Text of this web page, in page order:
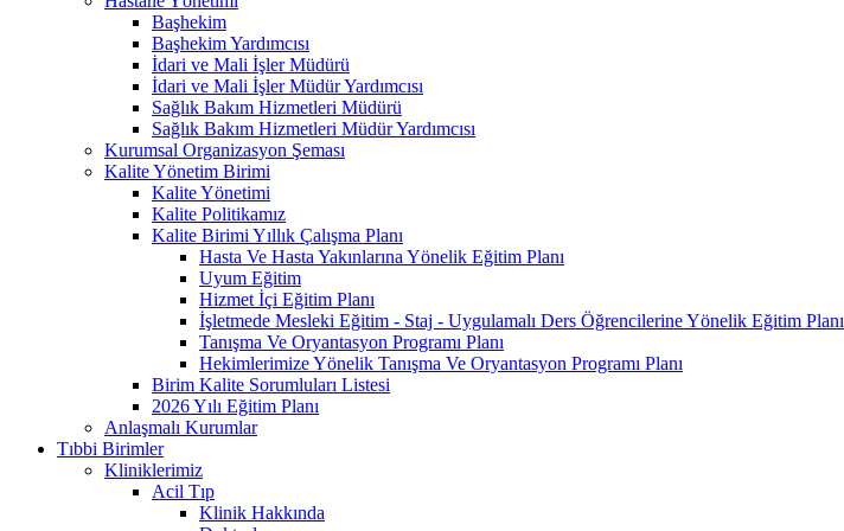
Başhekim
Başhekim Yardımcısı
İdari ve Mali İşler Müdürü
İdari ve Mali İşler Müdür Yardımcısı
Sağlık Bakım Hizmetleri Müdürü
Sağlık Bakım Hizmetleri Müdür Yardımcısı
Kurumsal Organizasyon Şeması
Kalite Yönetim Birimi
Kalite Yönetimi
Kalite Politikamız
Kalite Birimi Yıllık Çalışma Planı
Hasta Ve Hasta Yakınlarına Yönelik Eğitim Planı
Uyum Eğitim
Hizmet İçi Eğitim Planı
İşletmede Mesleki Eğitim - Staj - Uygulamalı Ders Öğrencilerine Yönelik Eğitim Planı
Tanışma Ve Oryantasyon Programı Planı
Hekimlerimize Yönelik Tanışma Ve Oryantasyon Programı Planı
Birim Kalite Sorumluları Listesi
2026 Yılı Eğitim Planı
Anlaşmalı Kurumlar
Tıbbi Birimler
Kliniklerimiz
Acil Tıp
Klinik Hakkında